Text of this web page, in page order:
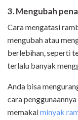
3. Mengubah
Cara mengatasi
mengubah atau
berlebihan, seperti
terlalu banyak
Anda bisa
cara
memakaiminyak